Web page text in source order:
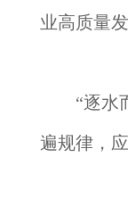
业高质量
“逐水而
遍规律，